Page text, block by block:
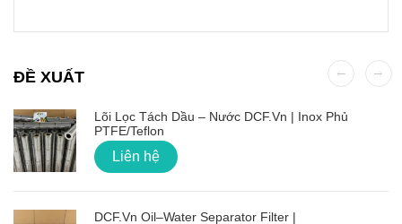
ĐỀ XUẤT
Lõi Lọc Tách Dầu – Nước DCF.vn | Inox Phủ
PTFE/Teflon
Liên hệ
DCF.vn Oil–Water Separator Filter |